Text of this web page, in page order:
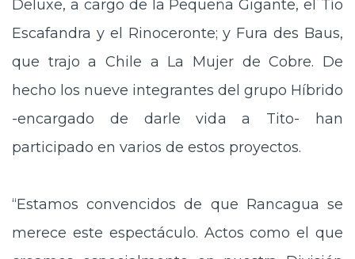
Deluxe, a cargo de la Pequeña Gigante, el Tío
Escafandra y el Rinoceronte; y Fura des Baus,
que trajo a Chile a La Mujer de Cobre. De
hecho los nueve integrantes del grupo Híbrido
-encargado de darle vida a Tito- han
participado en varios de estos proyectos.
“Estamos convencidos de que Rancagua se
merece este espectáculo. Actos como el que